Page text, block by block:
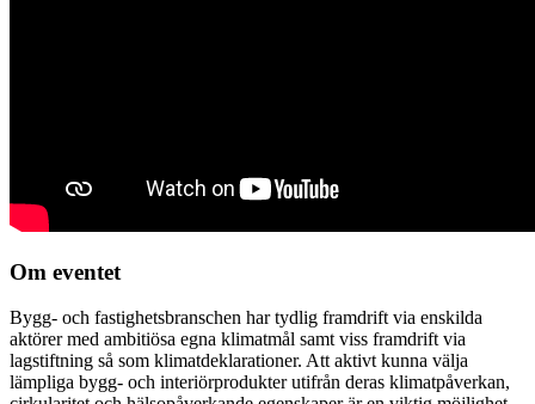
Om eventet
Bygg- och fastighetsbranschen har tydlig framdrift via enskilda
aktörer med ambitiösa egna klimatmål samt viss framdrift via
lagstiftning så som klimatdeklarationer. Att aktivt kunna välja
lämpliga bygg- och interiörprodukter utifrån deras klimatpåverkan,